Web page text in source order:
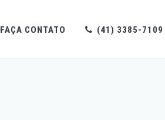
FAÇA CONTATO (41) 3385-7109